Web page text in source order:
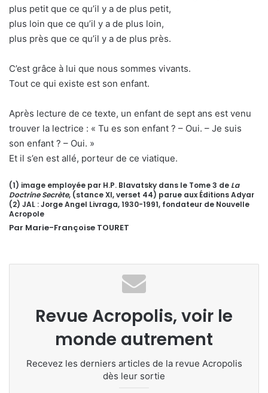
plus petit que ce qu’il y a de plus petit,
plus loin que ce qu’il y a de plus loin,
plus près que ce qu’il y a de plus près.
C’est grâce à lui que nous sommes vivants.
Tout ce qui existe est son enfant.
Après lecture de ce texte, un enfant de sept ans est venu
trouver la lectrice : « Tu es son enfant ? – Oui. – Je suis
son enfant ? – Oui. »
Et il s’en est allé, porteur de ce viatique.
(1) image employée par H.P. Blavatsky dans le Tome 3 de La
Doctrine Secrète, (stance XI, verset 44) parue aux Éditions Adyar
(2) JAL : Jorge Angel Livraga, 1930-1991, fondateur de Nouvelle
Acropole
Par Marie-Françoise TOURET
Revue Acropolis, voir le
monde autrement
Recevez les derniers articles de la revue Acropolis
dès leur sortie